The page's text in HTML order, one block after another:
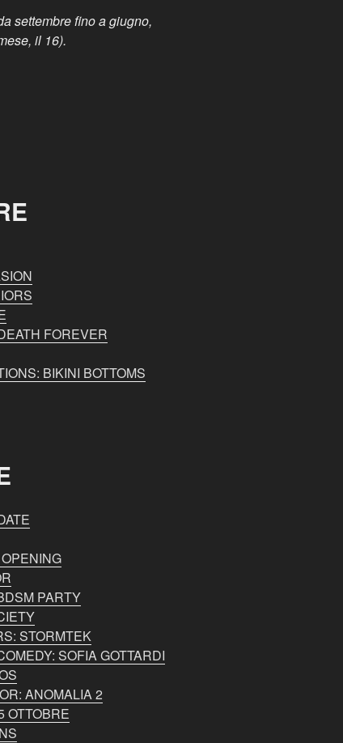
settembre fino a giugno,
il 16).
FOREVER
BIKINI BOTTOMS
PARTY
STORMTEK
SOFIA GOTTARDI
ANOMALIA 2
OTTOBRE